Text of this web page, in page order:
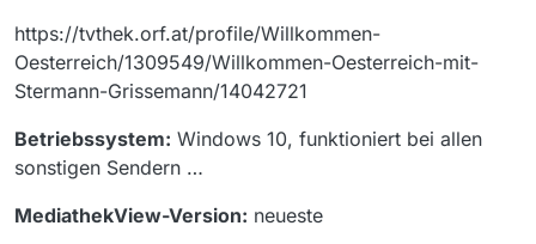
https://tvthek.orf.at/profile/Willkommen-
Oesterreich/1309549/Willkommen-Oesterreich-mit-
Stermann-Grissemann/14042721
Betriebssystem: Windows 10, funktioniert bei allen
sonstigen Sendern …
MediathekView-Version: neueste